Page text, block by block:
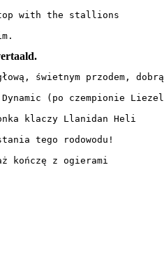
with the stallions
świetnym przodem,
(po czempionie
klaczy Llanidan Heli
tego rodowodu!
kończę z ogierami